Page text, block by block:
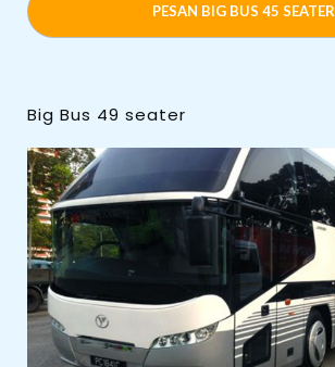
PESAN BIG BUS 45 SEATER
Big Bus 49 seater